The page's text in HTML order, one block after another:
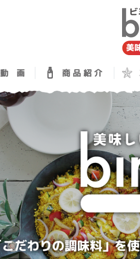
動 画 商 品 紹 介